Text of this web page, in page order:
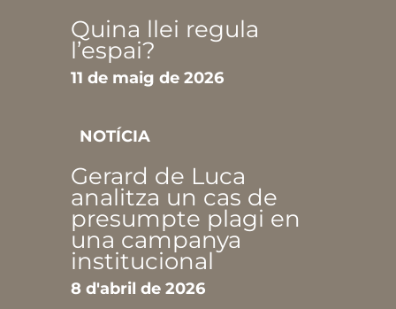
Quina llei regula
l’espai?
11 de maig de 2026
NOTÍCIA
Gerard de Luca
analitza un cas de
presumpte plagi en
una campanya
institucional
8 d'abril de 2026